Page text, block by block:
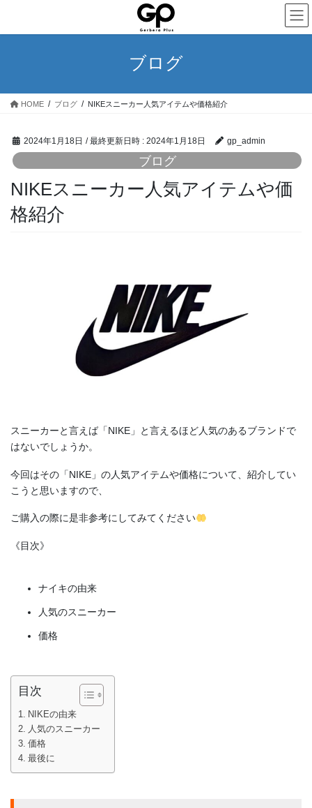
テ
ス
ゲ
ン
ブログ
HOME ブログ NIKEスニーカー人気アイテムや価格紹介
2024年1月18日 / 最終更新日時 : 2024年1月18日 gp_admin
ブログ
NIKEスニーカー人気アイテムや価
格紹介
スニーカーと言えば「NIKE」と言えるほど人気のあるブランドで
はないでしょうか。
今回はその「NIKE」の人気アイテムや価格について、紹介してい
こうと思いますので、
ご購入の際に是非参考にしてみてください
《目次》
ナイキの由来
人気のスニーカー
価格
目次
NIKEの由来
人気のスニーカー
価格
最後に